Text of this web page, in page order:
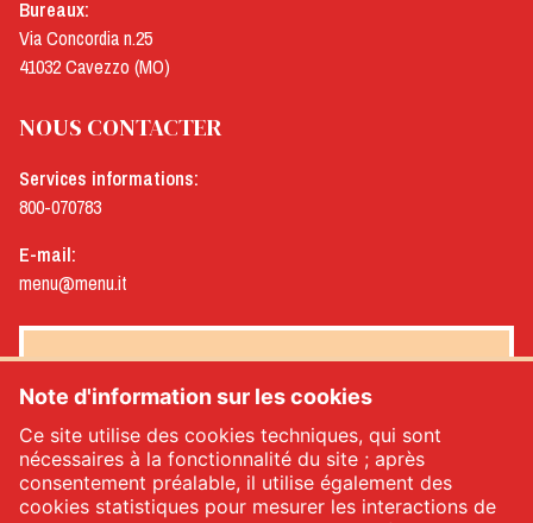
Bureaux:
Via Concordia n.25
41032 Cavezzo (MO)
NOUS CONTACTER
Services informations:
800-070783
E-mail:
menu@menu.it
NEWSLETTER MENÙ
Oui, je souhaite recevoir la newsletter de Menù*
Note d'information sur les cookies
Ce site utilise des cookies techniques, qui sont
nécessaires à la fonctionnalité du site ; après
consentement préalable, il utilise également des
cookies statistiques pour mesurer les interactions de